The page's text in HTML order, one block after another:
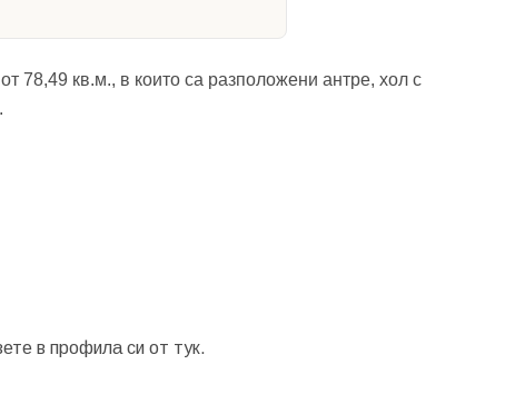
78,49 кв.м., в които са разположени антре, хол с
в профила си от тук.